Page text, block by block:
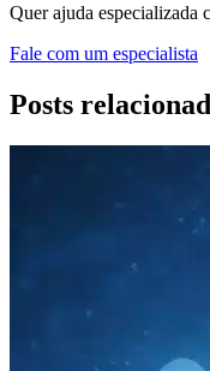
Quer ajuda especializada
Fale com um especialista
Posts